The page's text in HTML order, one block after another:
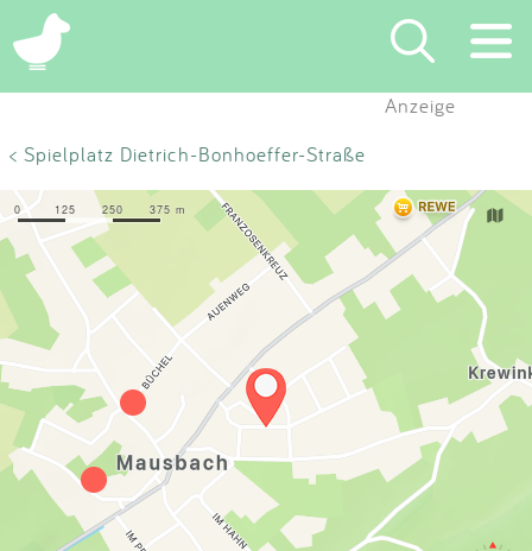
×
Suchen
Eintragen
App
Blog
Partner
Kontakt
Impressum
Anzeige
< Spielplatz Dietrich-Bonhoeffer-Straße